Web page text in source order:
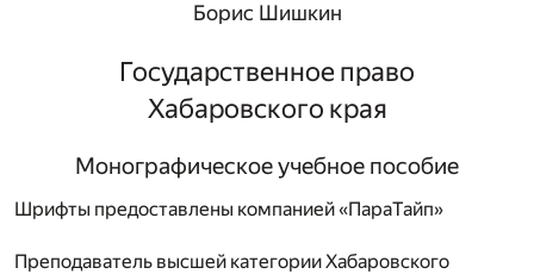
Борис Шишкин
Государственное право
Хабаровского края
Монографическое учебное пособие
Шрифты предоставлены компанией «ПараТайп»
Преподаватель высшей категории Хабаровского